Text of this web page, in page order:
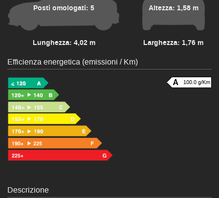
Posti omologati: 5
Lunghezza: 4,02 m
Altezza: 1,58 m
Larghezza: 1,76 m
Efficienza energetica (emissioni / Km)
100.0 g/Km
Descrizione